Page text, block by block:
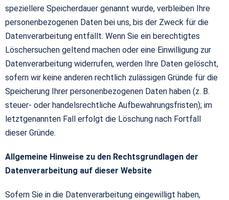
speziellere Speicherdauer genannt wurde, verbleiben Ihre
personenbezogenen Daten bei uns, bis der Zweck für die
Datenverarbeitung entfällt. Wenn Sie ein berechtigtes
Löschersuchen geltend machen oder eine Einwilligung zur
Datenverarbeitung widerrufen, werden Ihre Daten gelöscht,
sofern wir keine anderen rechtlich zulässigen Gründe für die
Speicherung Ihrer personenbezogenen Daten haben (z. B.
steuer- oder handelsrechtliche Aufbewahrungsfristen); im
letztgenannten Fall erfolgt die Löschung nach Fortfall
dieser Gründe.
Allgemeine Hinweise zu den Rechtsgrundlagen der
Datenverarbeitung auf dieser Website
Sofern Sie in die Datenverarbeitung eingewilligt haben,